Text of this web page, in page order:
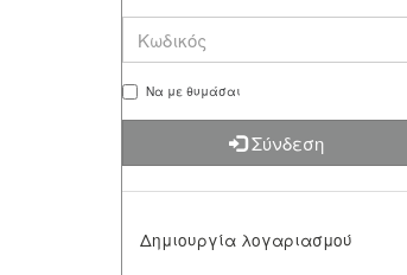
Να με θυμάσαι
Σύνδεση
Δημιουργία λογαριασμού